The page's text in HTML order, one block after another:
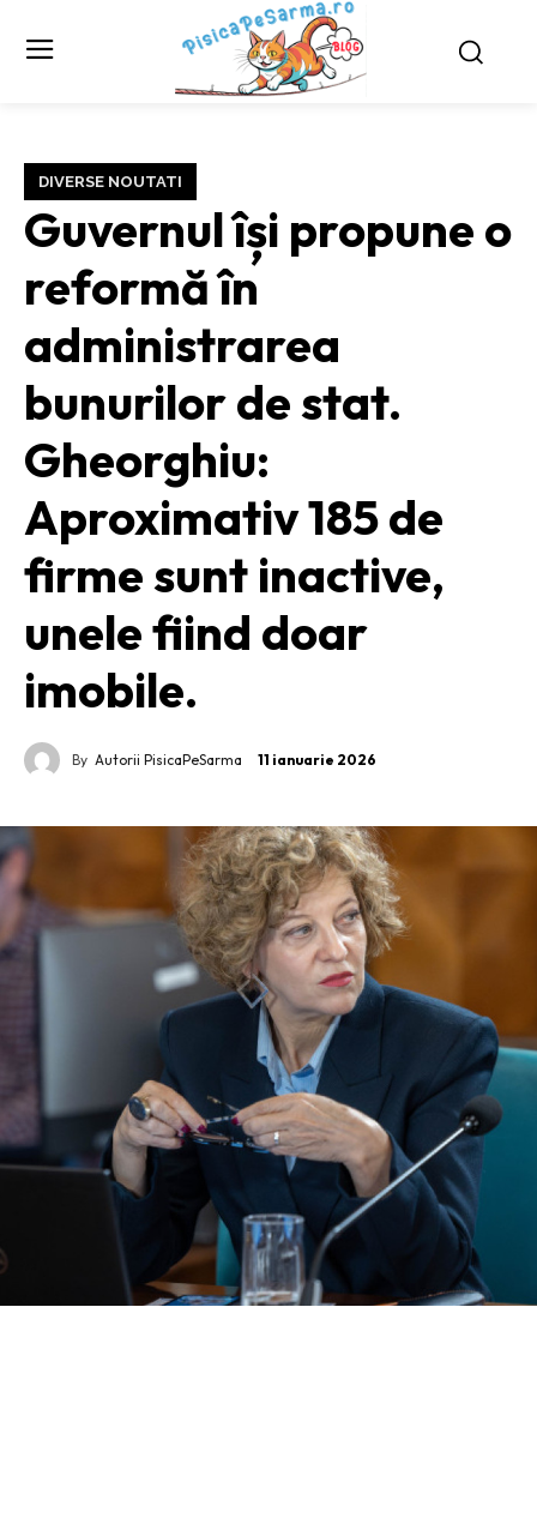
DIVERSE NOUTATI
Guvernul își propune o
reformă în
administrarea
bunurilor de stat.
Gheorghiu:
Aproximativ 185 de
firme sunt inactive,
unele fiind doar
imobile.
By Autorii PisicaPeSarma 11 ianuarie 2026